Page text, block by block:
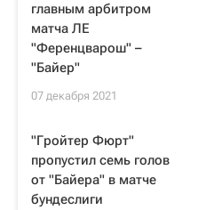
главным арбитром
матча ЛЕ
"Ференцварош" –
"Байер"
07 декабря 2021
"Гройтер Фюрт"
пропустил семь голов
от "Байера" в матче
бундеслиги